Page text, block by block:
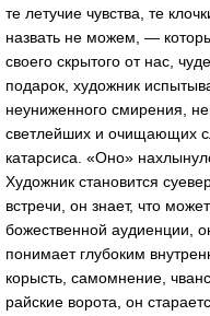
те летучие чувства, те
назвать не можем, —
своего скрытого от нас,
подарок, художник
неуниженного смирения,
светлейших и очищающих
катарсиса. «Оно»
Художник становится
встречи, он знает, что
божественной аудиенции,
понимает глубоким
корысть, самомнение,
райские ворота, он